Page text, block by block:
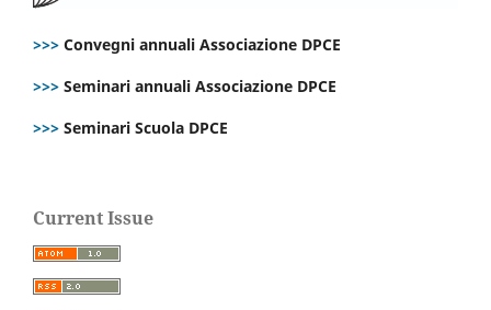
>>> Convegni annuali Associazione DPCE
>>> Seminari annuali Associazione DPCE
>>> Seminari Scuola DPCE
Current Issue